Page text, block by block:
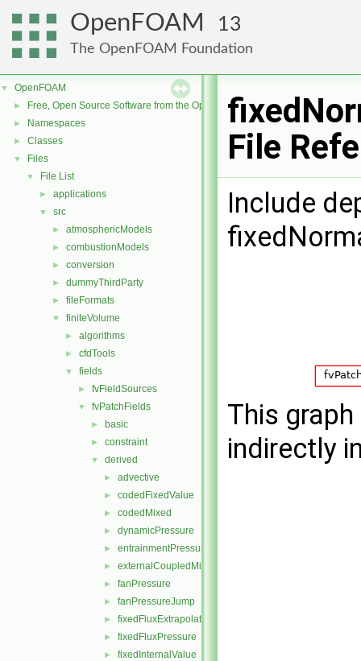
OpenFOAM 13
The OpenFOAM Foundation
▼ OpenFOAM
► Free, Open Source Software from the OpenFOAM Foundation
► Namespaces
► Classes
▼ Files
▼ File List
► applications
▼ src
► atmosphericModels
► combustionModels
► conversion
► dummyThirdParty
► fileFormats
▼ finiteVolume
► algorithms
► cfdTools
▼ fields
► fvFieldSources
▼ fvPatchFields
► basic
► constraint
▼ derived
► advective
► codedFixedValue
► codedMixed
► dynamicPressure
► entrainmentPressure
► externalCoupledMixed
► fanPressure
► fanPressureJump
► fixedFluxExtrapolatedPressure
► fixedFluxPressure
► fixedInternalValue
File
Include
This
indirectly